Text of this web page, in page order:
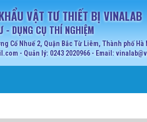
VẬT TƯ THIẾT BỊ VINALAB
DỤNG CỤ THÍ NGHIỆM
Cổ Nhuế 2, Quận Bắc Từ Liêm, Thành phố Hà
- Quản lý: 0243 2020966 - Email: